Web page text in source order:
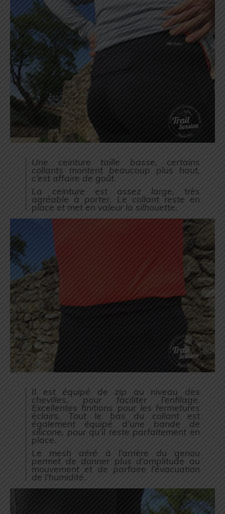
Une ceinture taille basse, certains
collants montent beaucoup plus haut,
c’est affaire de goût.
La ceinture est assez large, très
agréable à porter. Le collant reste en
place et met en valeur la silhouette.
Il est équipé de zip au niveau des
chevilles, pour faciliter l’enfilage.
Excellentes finitions pour les fermetures
éclairs. Tout le bas du collant est
également équipé d’une bande de
silicone, pour qu’il reste parfaitement en
place.
Le mesh aéré à l’arrière du genou
permet de donner plus d’amplitude au
mouvement et de parfaire l’évacuation
de l’humidité.